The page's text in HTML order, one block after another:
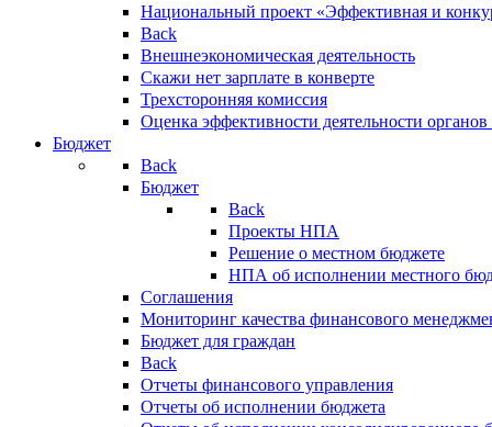
Национальный проект «Эффективная и
Back
Внешнеэкономическая деятельность
Скажи нет зарплате в конверте
Трехсторонняя комиссия
Оценка эффективности деятельности
Бюджет
Back
Бюджет
Back
Проекты НПА
Решение о местном бюджете
НПА об исполнении местного
Соглашения
Мониторинг качества финансового
Бюджет для граждан
Back
Отчеты финансового управления
Отчеты об исполнении бюджета